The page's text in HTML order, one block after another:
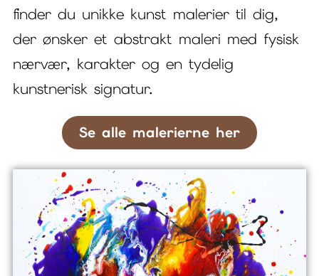
finder du unikke kunst malerier til dig,
der ønsker et abstrakt maleri med fysisk
nærvær, karakter og en tydelig
kunstnerisk signatur.
Se alle malerierne her